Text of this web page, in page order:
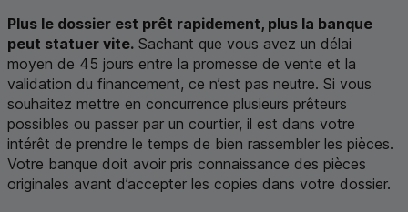
Plus le dossier est prêt rapidement, plus la banque
peut statuer vite. Sachant que vous avez un délai
moyen de 45 jours entre la promesse de vente et la
validation du financement, ce n’est pas neutre. Si vous
souhaitez mettre en concurrence plusieurs prêteurs
possibles ou passer par un courtier, il est dans votre
intérêt de prendre le temps de bien rassembler les pièces.
Votre banque doit avoir pris connaissance des pièces
originales avant d’accepter les copies dans votre dossier.